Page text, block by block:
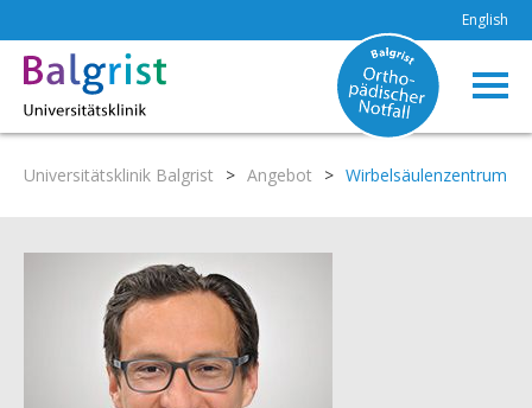
English
Universitätsklinik Balgrist > Angebot > Wirbelsäulenzentrum